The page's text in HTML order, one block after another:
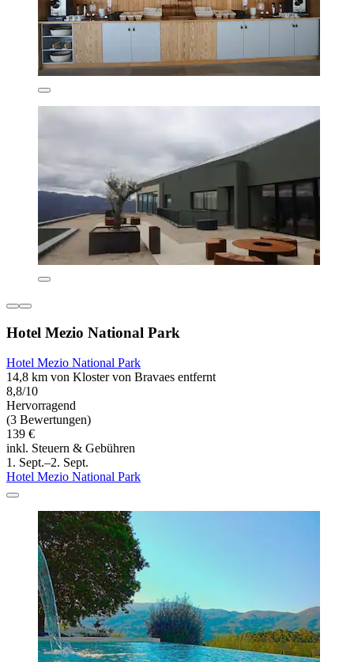
Hotel Mezio National Park
Hotel Mezio National Park
14,8 km von Kloster von Bravaes entfernt
8,8/10
Hervorragend
(3 Bewertungen)
139 €
inkl. Steuern & Gebühren
1. Sept.–2. Sept.
Hotel Mezio National Park